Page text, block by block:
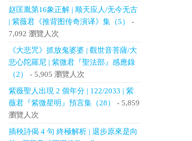
赵匡胤第16象正解 | 顺天应人/无今无古
| 紫薇君《推背图传奇演译》集（5）
-
7,092 瀏覽人次
《大悲咒》抓放鬼婆婆 | 觀世音菩薩/大
悲心陀羅尼 | 紫微君『聖法部』感應錄
（2）
- 5,905 瀏覽人次
紫薇聖人出現 2 個年分 | 122/2033 | 紫
薇君『紫微星明』預言集（28）
- 5,859
瀏覽人次
插秧詩偈 4 句 終極解析 | 退步原來是向